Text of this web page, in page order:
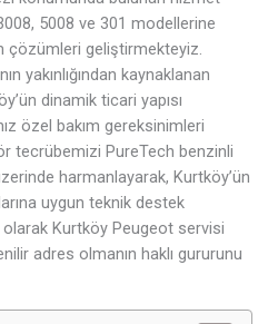
5008 ve 301 modellerine
çözümleri geliştirmekteyiz.
yakınlığından kaynaklanan
dinamik ticari yapısı
özel bakım gereksinimleri
tecrübemizi PureTech benzinli
harmanlayarak, Kurtköy’ün
uygun teknik destek
Kurtköy Peugeot servisi
adres olmanın haklı gururunu